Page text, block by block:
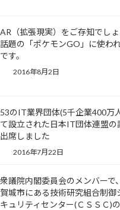
AR（拡張現実）をご存知でし
話題の「ポケモンGO」に使わ
です。
2016年8月2日
53のIT業界団体(5千企業400万
て設立された日本IT団体連盟の
出席しました
2016年7月22日
衆議院内閣委員会のメンバーで
賀城市にある技術研究組合制御
キュリティセンター(ＣＳＳＣ)